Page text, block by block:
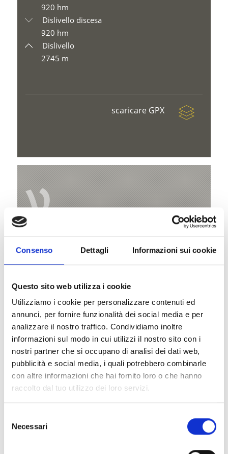
Consenso Dettagli Informazioni sui cookie
Questo sito web utilizza i cookie
Utilizziamo i cookie per personalizzare contenuti ed
annunci, per fornire funzionalità dei social media e per
analizzare il nostro traffico. Condividiamo inoltre
informazioni sul modo in cui utilizzi il nostro sito con i
nostri partner che si occupano di analisi dei dati web,
pubblicità e social media, i quali potrebbero combinarle
con altre informazioni che hai fornito loro o che hanno
raccolto dal tuo utilizzo dei loro servizi.
delNecessari
920 hm
Dislivello discesa
920 hm
Dislivello
2745 m
scaricare GPX
V
Sentiero glaciologico di Solda
Hauptstraße 23
39029 Sulden
info@ortlergebiet.it
Posizione
Impressioni